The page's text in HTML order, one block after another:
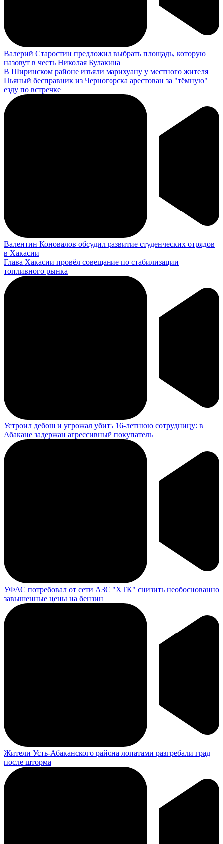
Валерий Старостин предложил выбрать площадь, которую
назовут в честь Николая Булакина
В Ширинском районе изъяли марихуану у местного жителя
Пьяный бесправник из Черногорска арестован за "тёмную"
езду по встречке
Валентин Коновалов обсудил развитие студенческих отрядов
в Хакасии
Глава Хакасии провёл совещание по стабилизации
топливного рынка
Устроил дебош и угрожал убить 16-летнюю сотрудницу: в
Абакане задержан агрессивный покупатель
УФАС потребовал от сети АЗС "ХТК" снизить необоснованно
завышенные цены на бензин
Жители Усть-Абаканского района лопатами разгребали град
после шторма